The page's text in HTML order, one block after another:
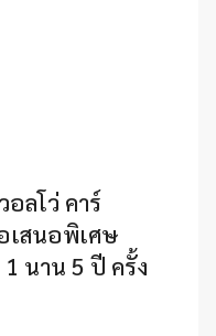
ลโว่ คาร์
เสนอพิเศษ
นาน 5 ปี ครั้ง